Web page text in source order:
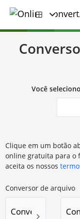
Você
Clique em um botão
online gratuita para o
aceita os nossos
Conversor de arquivo
Converter para 7Z